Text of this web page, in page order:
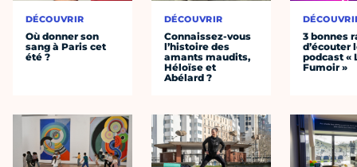
DÉCOUVRIR
Où donner son
sang à Paris cet
été ?
DÉCOUVRIR
Connaissez-vous
l’histoire des
amants maudits,
Héloïse et
Abélard ?
3 bonnes
d’écouter
podcast «
Fumoir »